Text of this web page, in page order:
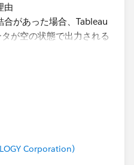
由
があった場合、Tableau
が空の状態で出力される
d/1Kji45fYt-
Corporation)